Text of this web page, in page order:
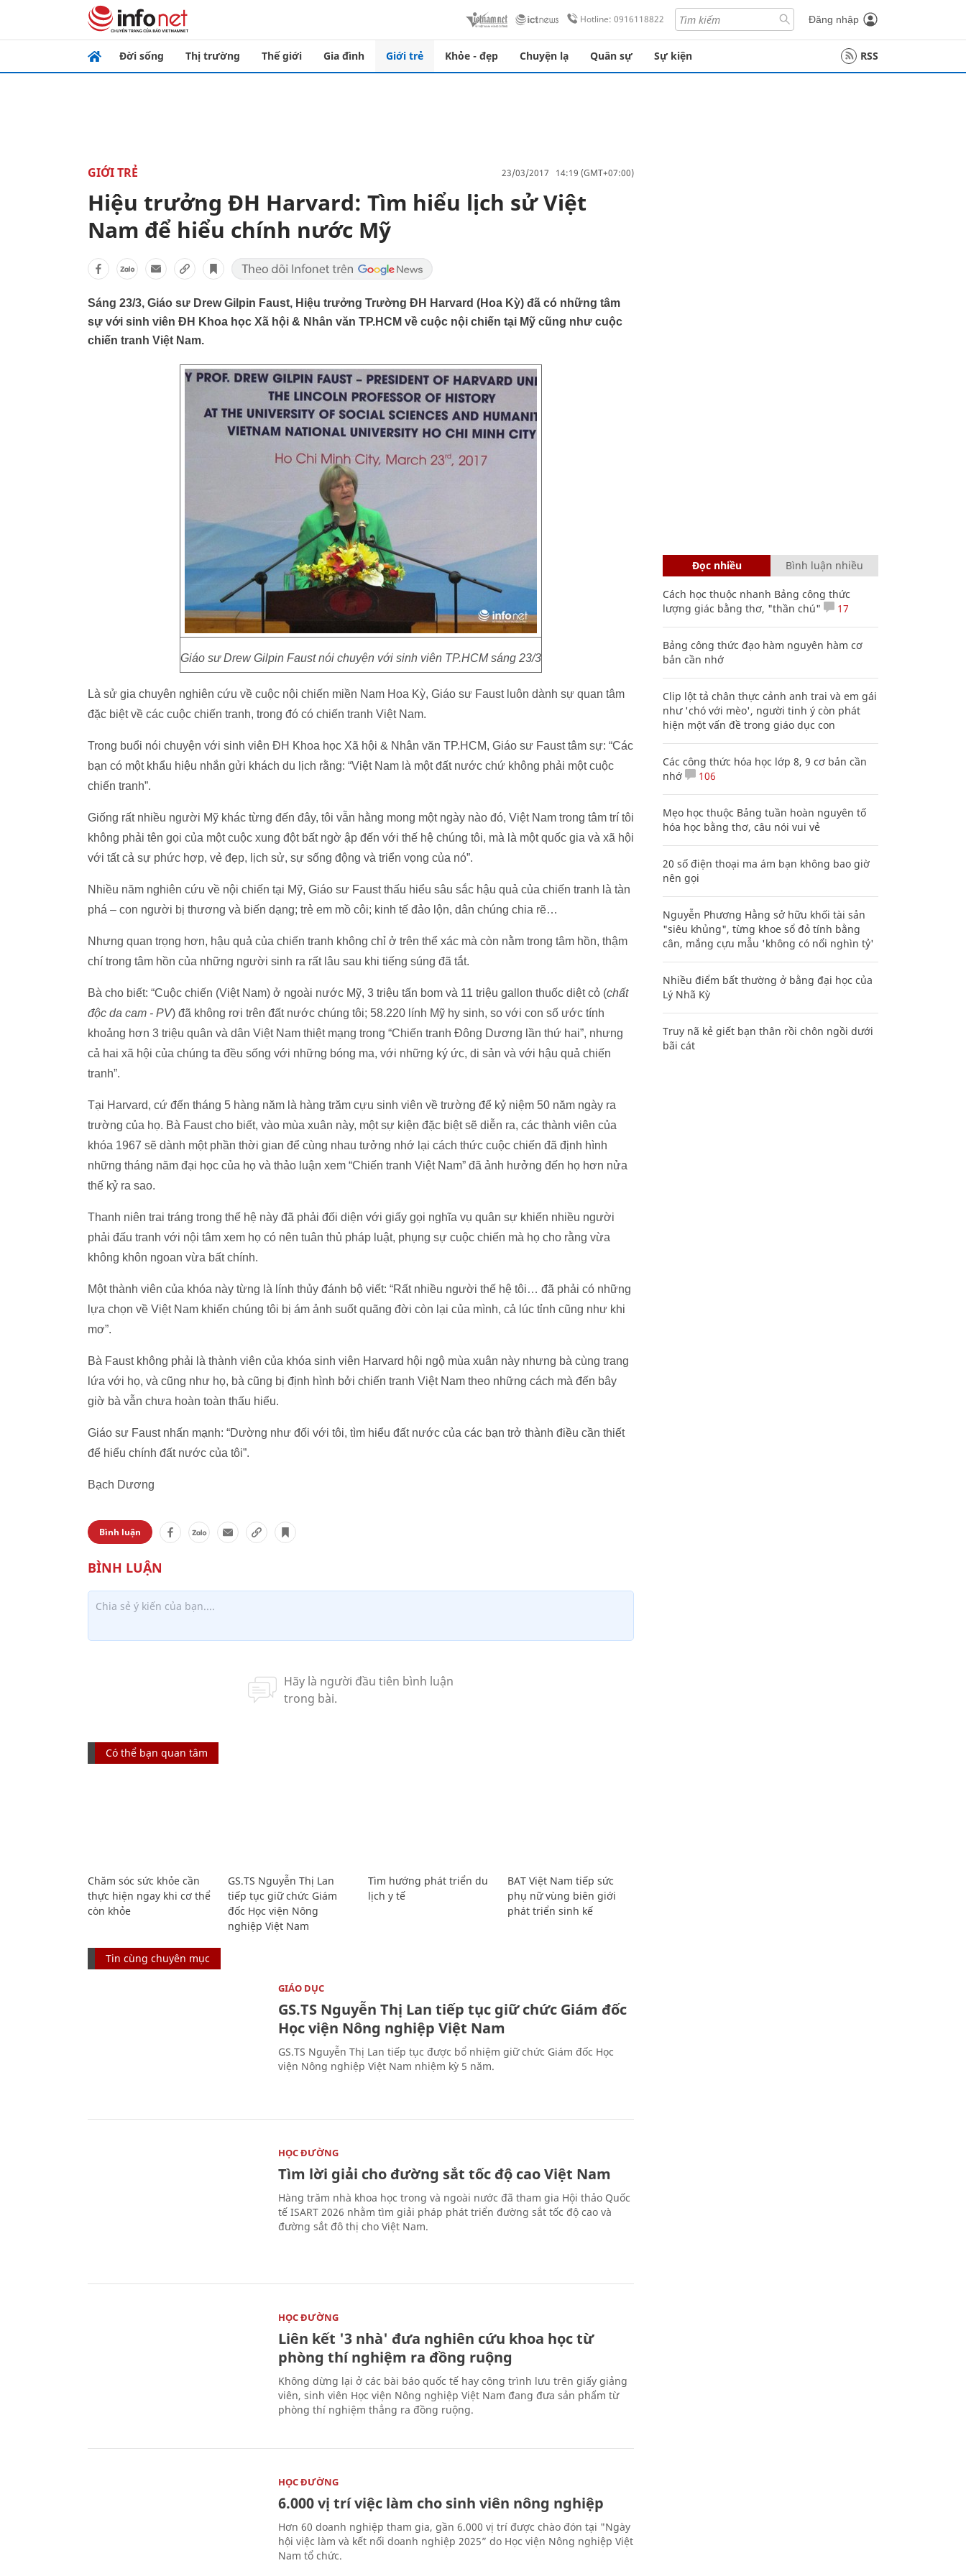
Hotline: 0916118822 Đăng nhập
Đời sống Thị trường Thế giới Gia đình Giới trẻ Khỏe - đẹp Chuyện lạ Quân sự Sự kiện RSS
GIỚI TRẺ 23/03/2017 14:19 (GMT+07:00)
Hiệu trưởng ĐH Harvard: Tìm hiểu lịch sử Việt
Nam để hiểu chính nước Mỹ
Sáng 23/3, Giáo sư Drew Gilpin Faust, Hiệu trưởng Trường ĐH Harvard (Hoa Kỳ) đã có những tâm
sự với sinh viên ĐH Khoa học Xã hội & Nhân văn TP.HCM về cuộc nội chiến tại Mỹ cũng như cuộc
chiến tranh Việt Nam.
Giáo sư Drew Gilpin Faust nói chuyện với sinh viên TP.HCM sáng 23/3
Là sử gia chuyên nghiên cứu về cuộc nội chiến miền Nam Hoa Kỳ, Giáo sư Faust luôn dành sự quan tâm
đặc biệt về các cuộc chiến tranh, trong đó có chiến tranh Việt Nam.
Trong buổi nói chuyện với sinh viên ĐH Khoa học Xã hội & Nhân văn TP.HCM, Giáo sư Faust tâm sự: “Các
bạn có một khẩu hiệu nhắn gửi khách du lịch rằng: “Việt Nam là một đất nước chứ không phải một cuộc
chiến tranh”.
Giống rất nhiều người Mỹ khác từng đến đây, tôi vẫn hằng mong một ngày nào đó, Việt Nam trong tâm trí tôi
không phải tên gọi của một cuộc xung đột bất ngờ ập đến với thế hệ chúng tôi, mà là một quốc gia và xã hội
với tất cả sự phức hợp, vẻ đẹp, lịch sử, sự sống động và triển vọng của nó”.
Nhiều năm nghiên cứu về nội chiến tại Mỹ, Giáo sư Faust thấu hiểu sâu sắc hậu quả của chiến tranh là tàn
phá – con người bị thương và biến dạng; trẻ em mồ côi; kinh tế đảo lộn, dân chúng chia rẽ…
Nhưng quan trọng hơn, hậu quả của chiến tranh không chỉ ở trên thể xác mà còn nằm trong tâm hồn, thậm
chí trong tâm hồn của những người sinh ra rất lâu sau khi tiếng súng đã tắt.
Bà cho biết: “Cuộc chiến (Việt Nam) ở ngoài nước Mỹ, 3 triệu tấn bom và 11 triệu gallon thuốc diệt cỏ (chất
độc da cam - PV) đã không rơi trên đất nước chúng tôi; 58.220 lính Mỹ hy sinh, so với con số ước tính
khoảng hơn 3 triệu quân và dân Việt Nam thiệt mạng trong “Chiến tranh Đông Dương lần thứ hai”, nhưng
cả hai xã hội của chúng ta đều sống với những bóng ma, với những ký ức, di sản và với hậu quả chiến
tranh”.
Tại Harvard, cứ đến tháng 5 hàng năm là hàng trăm cựu sinh viên về trường để kỷ niệm 50 năm ngày ra
trường của họ. Bà Faust cho biết, vào mùa xuân này, một sự kiện đặc biệt sẽ diễn ra, các thành viên của
khóa 1967 sẽ dành một phần thời gian để cùng nhau tưởng nhớ lại cách thức cuộc chiến đã định hình
những tháng năm đại học của họ và thảo luận xem “Chiến tranh Việt Nam” đã ảnh hưởng đến họ hơn nửa
thế kỷ ra sao.
Thanh niên trai tráng trong thế hệ này đã phải đối diện với giấy gọi nghĩa vụ quân sự khiến nhiều người
phải đấu tranh với nội tâm xem họ có nên tuân thủ pháp luật, phụng sự cuộc chiến mà họ cho rằng vừa
không khôn ngoan vừa bất chính.
Một thành viên của khóa này từng là lính thủy đánh bộ viết: “Rất nhiều người thế hệ tôi… đã phải có những
lựa chọn về Việt Nam khiến chúng tôi bị ám ảnh suốt quãng đời còn lại của mình, cả lúc tỉnh cũng như khi
mơ”.
Bà Faust không phải là thành viên của khóa sinh viên Harvard hội ngộ mùa xuân này nhưng bà cùng trang
lứa với họ, và cũng như họ, bà cũng bị định hình bởi chiến tranh Việt Nam theo những cách mà đến bây
giờ bà vẫn chưa hoàn toàn thấu hiểu.
Giáo sư Faust nhấn mạnh: “Dường như đối với tôi, tìm hiểu đất nước của các bạn trở thành điều cần thiết
để hiểu chính đất nước của tôi”.
Bạch Dương
Bình luận
Có thể bạn quan tâm
Chăm sóc sức khỏe cần
thực hiện ngay khi cơ thể
còn khỏe
GS.TS Nguyễn Thị Lan
tiếp tục giữ chức Giám
đốc Học viện Nông
nghiệp Việt Nam
Tìm hướng phát triển du
lịch y tế
BAT Việt Nam tiếp sức
phụ nữ vùng biên giới
phát triển sinh kế
Tin cùng chuyên mục
GIÁO DỤC
GS.TS Nguyễn Thị Lan tiếp tục giữ chức Giám đốc
Học viện Nông nghiệp Việt Nam
GS.TS Nguyễn Thị Lan tiếp tục được bổ nhiệm giữ chức Giám đốc Học
viện Nông nghiệp Việt Nam nhiệm kỳ 5 năm.
HỌC ĐƯỜNG
Tìm lời giải cho đường sắt tốc độ cao Việt Nam
Hàng trăm nhà khoa học trong và ngoài nước đã tham gia Hội thảo Quốc
tế ISART 2026 nhằm tìm giải pháp phát triển đường sắt tốc độ cao và
đường sắt đô thị cho Việt Nam.
HỌC ĐƯỜNG
Liên kết '3 nhà' đưa nghiên cứu khoa học từ
phòng thí nghiệm ra đồng ruộng
Không dừng lại ở các bài báo quốc tế hay công trình lưu trên giấy giảng
viên, sinh viên Học viện Nông nghiệp Việt Nam đang đưa sản phẩm từ
phòng thí nghiệm thẳng ra đồng ruộng.
HỌC ĐƯỜNG
6.000 vị trí việc làm cho sinh viên nông nghiệp
Hơn 60 doanh nghiệp tham gia, gần 6.000 vị trí được chào đón tại "Ngày
hội việc làm và kết nối doanh nghiệp 2025” do Học viện Nông nghiệp Việt
Nam tổ chức.
Đọc nhiều Bình luận nhiều
Cách học thuộc nhanh Bảng công thức
lượng giác bằng thơ, "thần chú"
17
Bảng công thức đạo hàm nguyên hàm cơ
bản cần nhớ
Clip lột tả chân thực cảnh anh trai và em gái
như 'chó với mèo', người tinh ý còn phát
hiện một vấn đề trong giáo dục con
Các công thức hóa học lớp 8, 9 cơ bản cần
nhớ
106
Mẹo học thuộc Bảng tuần hoàn nguyên tố
hóa học bằng thơ, câu nói vui vẻ
20 số điện thoại ma ám bạn không bao giờ
nên gọi
Nguyễn Phương Hằng sở hữu khối tài sản
"siêu khủng", từng khoe sổ đỏ tính bằng
cân, mắng cựu mẫu 'không có nổi nghìn tỷ'
Nhiều điểm bất thường ở bằng đại học của
Lý Nhã Kỳ
Truy nã kẻ giết bạn thân rồi chôn ngồi dưới
bãi cát